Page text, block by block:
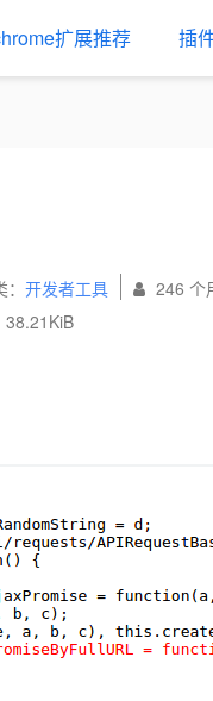
扩展推荐 插
开发者工具
246 个
38.21KiB